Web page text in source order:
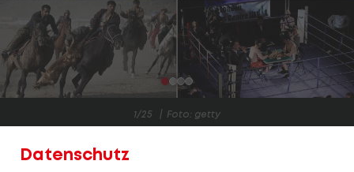
1/25 Foto: getty
Mit dem Sprint im Skibergsteigen feierte am
Datenschutz